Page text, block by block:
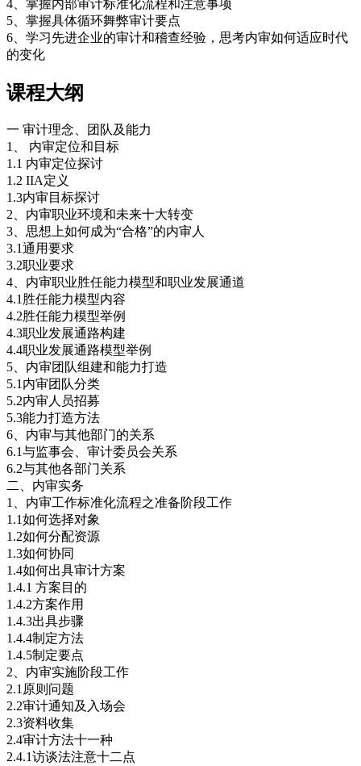
4、掌握内部审计标准化流程和注意事项
5、掌握具体循环舞弊审计要点
6、学习先进企业的审计和稽查经验，思考内审如何适应时代
的变化
课程大纲
一 审计理念、团队及能力
1、 内审定位和目标
1.1 内审定位探讨
1.2 IIA定义
1.3内审目标探讨
2、内审职业环境和未来十大转变
3、思想上如何成为“合格”的内审人
3.1通用要求
3.2职业要求
4、内审职业胜任能力模型和职业发展通道
4.1胜任能力模型内容
4.2胜任能力模型举例
4.3职业发展通路构建
4.4职业发展通路模型举例
5、内审团队组建和能力打造
5.1内审团队分类
5.2内审人员招募
5.3能力打造方法
6、内审与其他部门的关系
6.1与监事会、审计委员会关系
6.2与其他各部门关系
二、内审实务
1、内审工作标准化流程之准备阶段工作
1.1如何选择对象
1.2如何分配资源
1.3如何协同
1.4如何出具审计方案
1.4.1 方案目的
1.4.2方案作用
1.4.3出具步骤
1.4.4制定方法
1.4.5制定要点
2、内审实施阶段工作
2.1原则问题
2.2审计通知及入场会
2.3资料收集
2.4审计方法十一种
2.4.1访谈法注意十二点